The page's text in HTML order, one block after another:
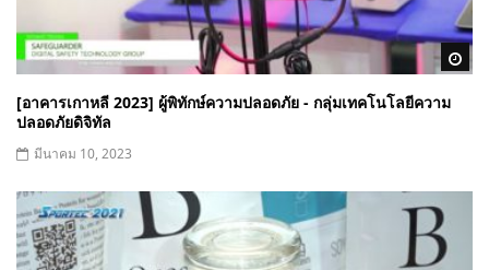
[อาคารเกาหลี 2023] ผู้พิทักษ์ความปลอดภัย - กลุ่มเทคโนโลยีความ
ปลอดภัยดิจิทัล
มีนาคม 10, 2023